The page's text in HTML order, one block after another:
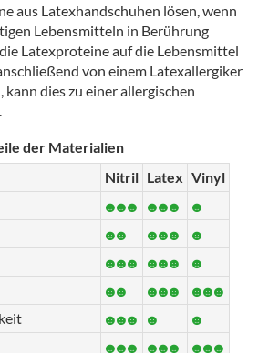
aus Latexhandschuhen lösen, wenn
Lebensmitteln in Berührung
Latexproteine auf die Lebensmittel
von einem Latexallergiker
dies zu einer allergischen
der Materialien
Nitril Latex Vinyl